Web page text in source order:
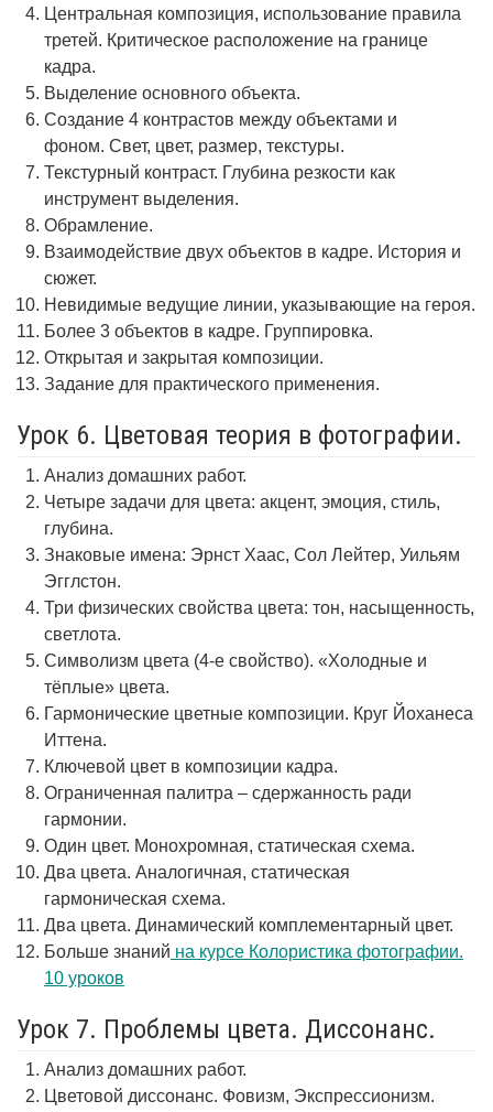
Центральная композиция, использование правила
третей. Критическое расположение на границе
кадра.
Выделение основного объекта.
Создание 4 контрастов между объектами и
фоном. Свет, цвет, размер, текстуры.
Текстурный контраст. Глубина резкости как
инструмент выделения.
Обрамление.
Взаимодействие двух объектов в кадре. История и
сюжет.
Невидимые ведущие линии, указывающие на героя.
Более 3 объектов в кадре. Группировка.
Открытая и закрытая композиции.
Задание для практического применения.
Урок 6. Цветовая теория в фотографии.
Анализ домашних работ.
Четыре задачи для цвета: акцент, эмоция, стиль,
глубина.
Знаковые имена: Эрнст Хаас, Сол Лейтер, Уильям
Эгглстон.
Три физических свойства цвета: тон, насыщенность,
светлота.
Символизм цвета (4-е свойство). «Холодные и
тёплые» цвета.
Гармонические цветные композиции. Круг Йоханеса
Иттена.
Ключевой цвет в композиции кадра.
Ограниченная палитра – сдержанность ради
гармонии.
Один цвет. Монохромная, статическая схема.
Два цвета. Аналогичная, статическая
гармоническая схема.
Два цвета. Динамический комплементарный цвет.
Больше знаний на курсе Колористика фотографии.
10 уроков
Урок 7. Проблемы цвета. Диссонанс.
Анализ домашних работ.
Цветовой диссонанс. Фовизм, Экспрессионизм.